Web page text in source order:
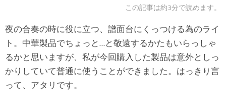
この記事は約3分で読めます。
夜の合奏の時に役に立つ、譜面台にくっつける為のライ
ト。中華製品でちょっと…と敬遠するかたもいらっしゃ
るかと思いますが、私が今回購入した製品は意外としっ
かりしていて普通に使うことができました。はっきり言
って、アタリです。